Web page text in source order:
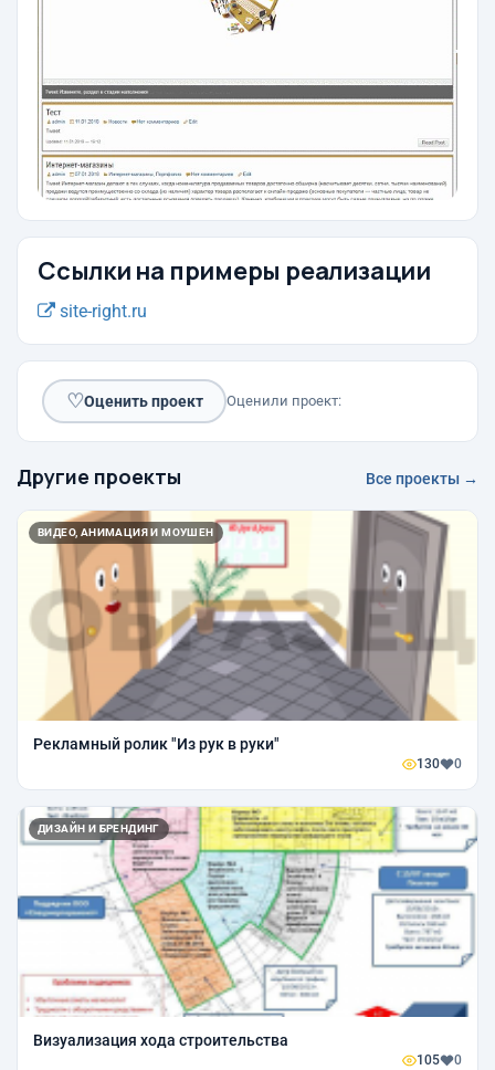
Ссылки на примеры реализации
site-right.ru
♡Оценить проект Оценили проект:
Другие проекты Все проекты →
ВИДЕО, АНИМАЦИЯ И МОУШЕН
Рекламный ролик "Из рук в руки"
130 0
ДИЗАЙН И БРЕНДИНГ
Визуализация хода строительства
105 0